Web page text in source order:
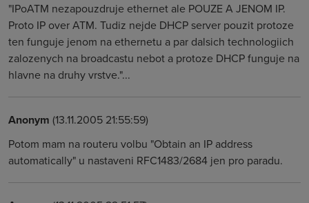
"IPoATM nezapouzdruje ethernet ale POUZE A JENOM IP.
Proto IP over ATM. Tudiz nejde DHCP server pouzit protoze
ten funguje jenom na ethernetu a par dalsich technologiich
zalozenych na broadcastu nebot a protoze DHCP funguje na
hlavne na druhy vrstve."...
Anonym (13.11.2005 21:55:59)
Potom mam na routeru volbu "Obtain an IP address
automatically" u nastaveni RFC1483/2684 jen pro paradu.